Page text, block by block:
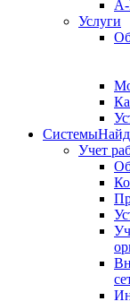
Услуги
Системы
Учет